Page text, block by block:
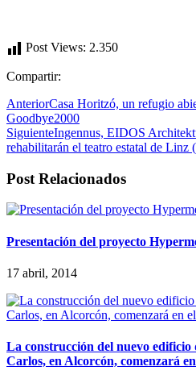
Post Views: 2.350
Compartir:
AnteriorCasa Horitzó, un refugio
Goodbye2000
SiguienteIngennus, EIDOS
rehabilitarán el teatro estatal de Linz
Post Relacionados
Presentación del proyecto
17 abril, 2014
La construcción del nuevo
Carlos, en Alcorcón, comenzará